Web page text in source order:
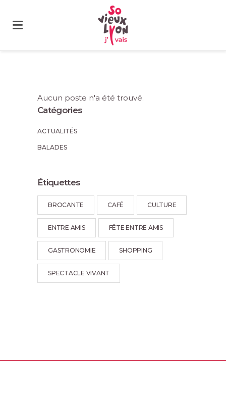
Aucun poste n'a été trouvé.
Catégories
ACTUALITÉS
BALADES
Étiquettes
BROCANTE CAFÉ CULTURE
ENTRE AMIS FÊTE ENTRE AMIS
GASTRONOMIE SHOPPING
SPECTACLE VIVANT